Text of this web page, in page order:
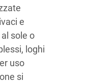
e
sole o
loghi
uso
si